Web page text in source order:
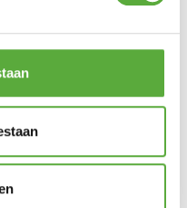
levering aan huis
Trusted Shops